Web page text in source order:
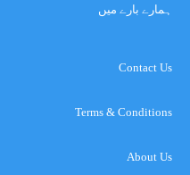
ہمارے بارے میں
Contact Us
Terms & Conditions
About Us